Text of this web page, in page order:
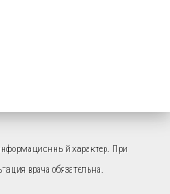
характер. При
врача обязательна.